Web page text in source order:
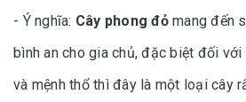
- Ý nghĩa: Cây phong đỏmang đến
bình an cho gia chủ, đặc biệt đối với
và mệnh thổ thì đây là một loại cây